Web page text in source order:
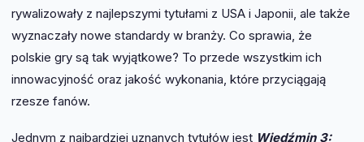
rywalizowały z najlepszymi tytułami z USA i Japonii, ale także
wyznaczały nowe standardy w branży. Co sprawia, że
polskie gry są tak wyjątkowe? To przede wszystkim ich
innowacyjność oraz jakość wykonania, które przyciągają
rzesze fanów.
Jednym z najbardziej uznanych tytułów jest Wiedźmin 3: